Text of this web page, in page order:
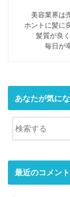
美容業界は
ホントに髪に
髪質が良
毎日が
あなたが気に
最近のコメント